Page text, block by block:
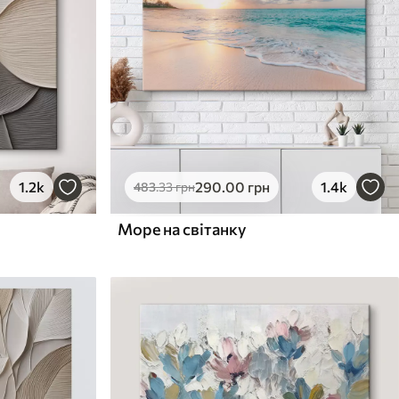
1.2k 483.33грн290.00 грн 1.4k
Море на світанку